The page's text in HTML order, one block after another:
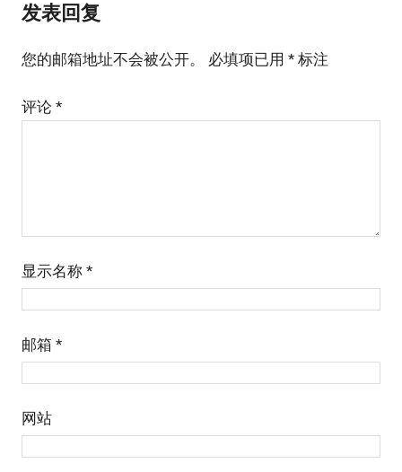
发表回复
您的邮箱地址不会被公开。 必填项已用 *标注
评论 *
显示名称 *
邮箱 *
网站